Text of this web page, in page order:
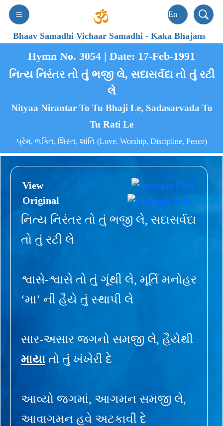
Bhaav Samadhi Vichaar Samadhi-Kaka Bhajans
Hymn No. 3054 | Date: 17-Feb-1991
નિત્ય નિરંતર તો તું ભજી લે, સદાસર્વદા તો તું રટી
લે
Nityaa Nirantar To Tu Bhaji Le, Sadasarvada To
Tu Rati Le
પ્રેમ, ભક્તિ, શિસ્ત, શાંતિ (Love, Worship, Discipline, Peace)
View
Original
નિત્ય નિરંતર તો તું ભજી લે, સદાસર્વદા
તો તું રટી લે
શ્વાસે-શ્વાસે તો તું ગૂંથી લે, મૂર્તિ મનોહર
‘મા’ ની હૈયે તું સ્થાપી લે
સાર-અસાર જગનો સમજી લે, હૈયેથી
માયા તો તું ખંખેરી દે
આવ્યો જગમાં, આગમન સમજી લે,
આવાગમન હવે અટકાવી દે